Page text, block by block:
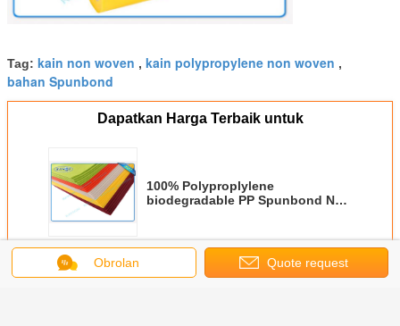
Tag: kain non woven , kain polypropylene non woven ,
bahan Spunbond
Dapatkan Harga Terbaik untuk
100% Polyproplylene
biodegradable PP Spunbond Non
Obrolan Quote request